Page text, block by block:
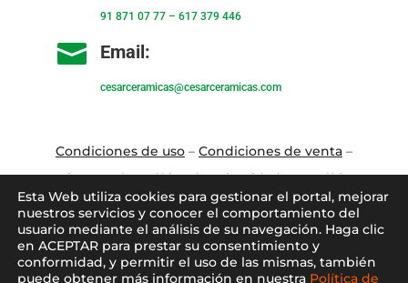
91 871 07 77– 617 379 446
 Email:
cesarceramicas@cesarceramicas.com
Condiciones de uso– Condiciones de venta–
Aviso Legal–Política de privacidad –Política
de cookies
Blog–Contacto–Conócenos –Mi Cuenta
Esta Web utiliza cookies para gestionar el portal, mejorar
nuestros servicios y conocer el comportamiento del
usuario mediante el análisis de su navegación. Haga clic
en ACEPTAR para prestar su consentimiento y
conformidad, y permitir el uso de las mismas, también
puede obtener más información en nuestra Política de